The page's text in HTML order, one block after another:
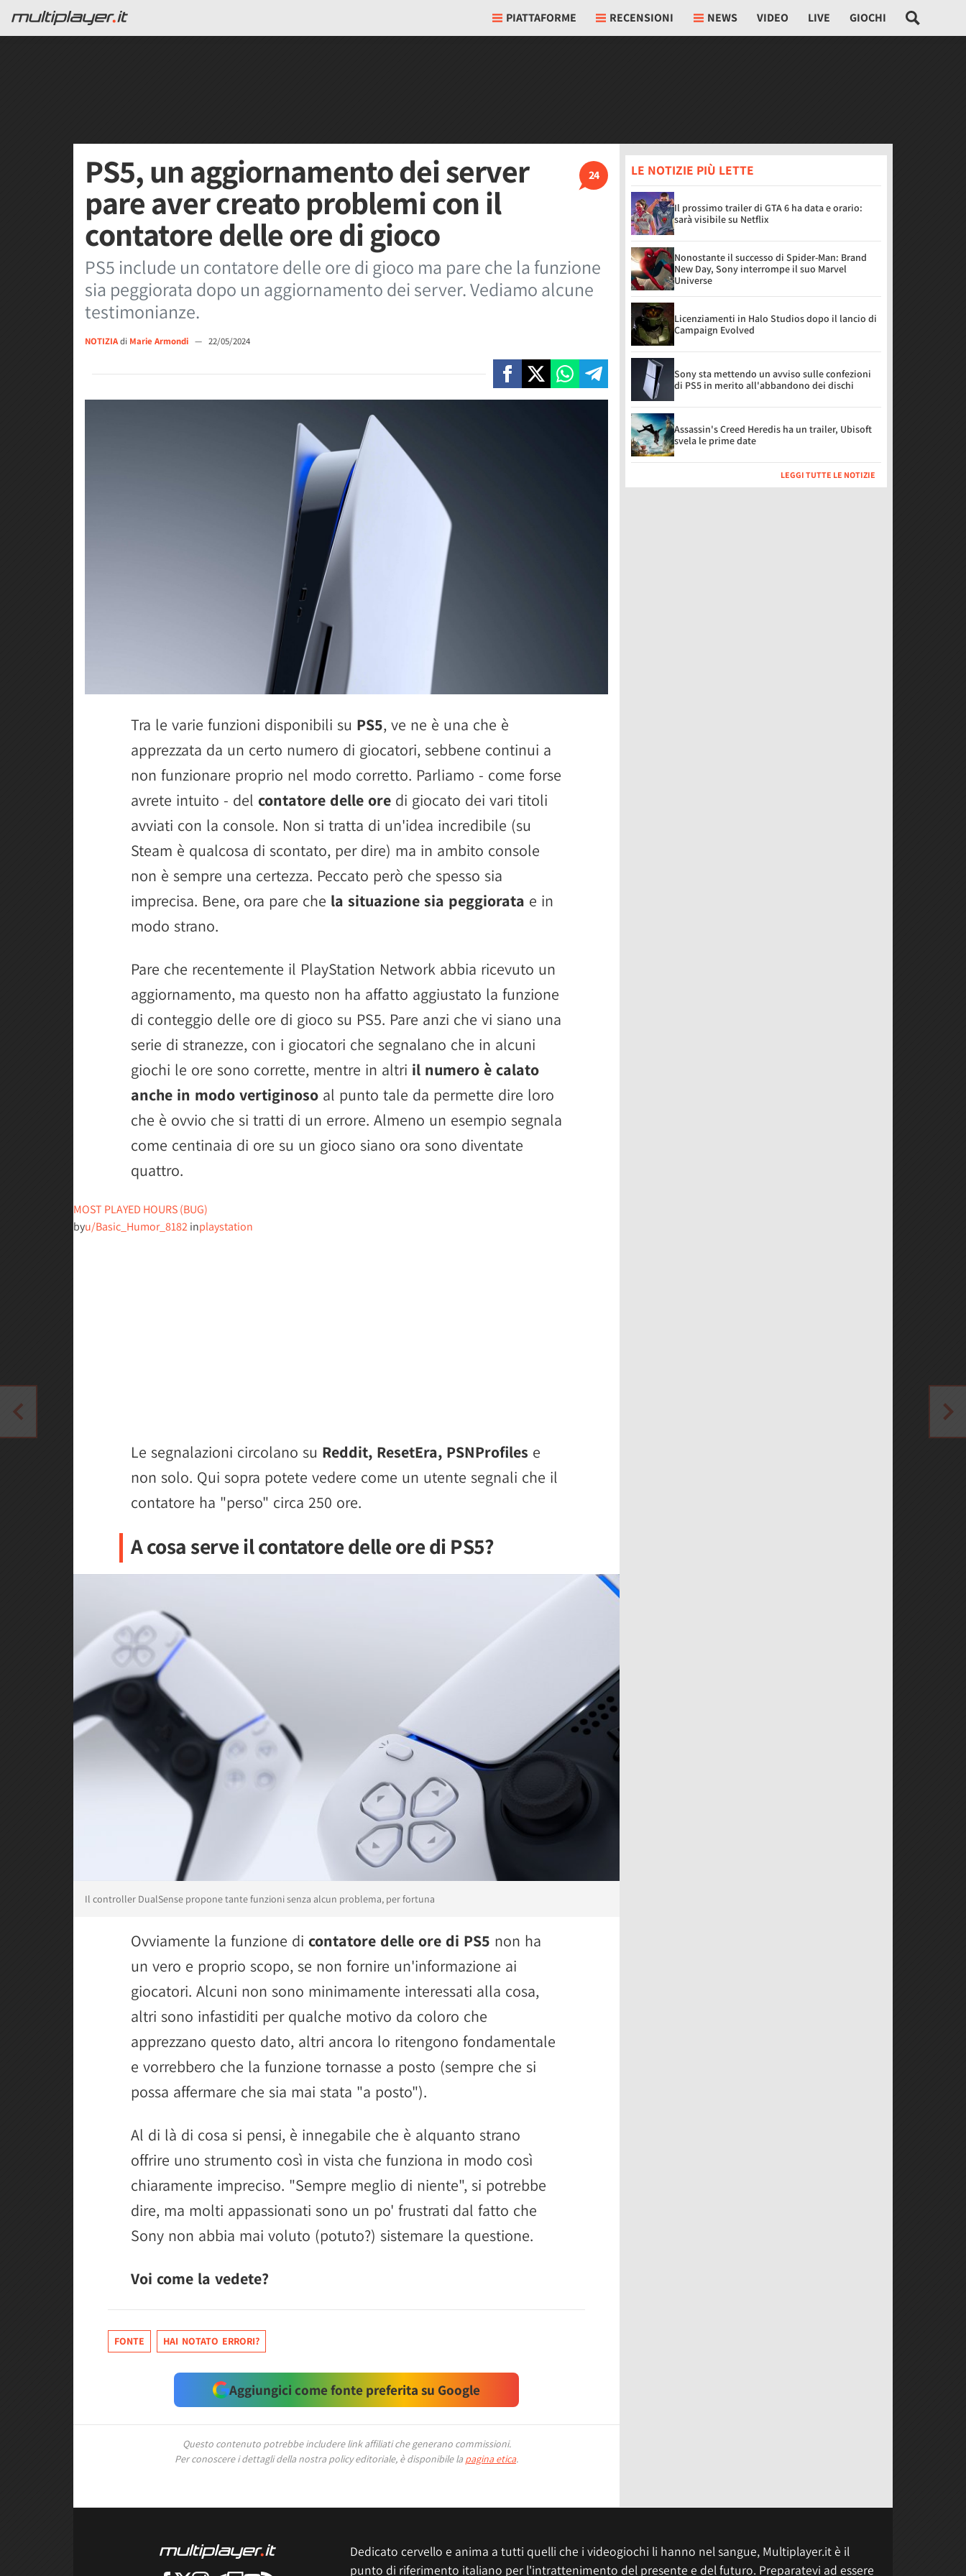
PIATTAFORME RECENSIONI NEWS VIDEO LIVE GIOCHI
24
PS5, un aggiornamento dei server
pare aver creato problemi con il
contatore delle ore di gioco
PS5 include un contatore delle ore di gioco ma pare che la funzione
sia peggiorata dopo un aggiornamento dei server. Vediamo alcune
testimonianze.
NOTIZIAdi Marie Armondi — 22/05/2024
Tra le varie funzioni disponibili su PS5, ve ne è una che è
apprezzata da un certo numero di giocatori, sebbene continui a
non funzionare proprio nel modo corretto. Parliamo - come forse
avrete intuito - del contatore delle ore di giocato dei vari titoli
avviati con la console. Non si tratta di un'idea incredibile (su
Steam è qualcosa di scontato, per dire) ma in ambito console
non è sempre una certezza. Peccato però che spesso sia
imprecisa. Bene, ora pare che la situazione sia peggiorata e in
modo strano.
Pare che recentemente il PlayStation Network abbia ricevuto un
aggiornamento, ma questo non ha affatto aggiustato la funzione
di conteggio delle ore di gioco su PS5. Pare anzi che vi siano una
serie di stranezze, con i giocatori che segnalano che in alcuni
giochi le ore sono corrette, mentre in altri il numero è calato
anche in modo vertiginoso al punto tale da permette dire loro
che è ovvio che si tratti di un errore. Almeno un esempio segnala
come centinaia di ore su un gioco siano ora sono diventate
quattro.
MOST PLAYED HOURS (BUG)
byu/Basic_Humor_8182inplaystation
Le segnalazioni circolano su Reddit, ResetEra, PSNProfiles e
non solo. Qui sopra potete vedere come un utente segnali che il
contatore ha "perso" circa 250 ore.
A cosa serve il contatore delle ore di PS5?
Il controller DualSense propone tante funzioni senza alcun problema, per fortuna
Ovviamente la funzione di contatore delle ore di PS5 non ha
un vero e proprio scopo, se non fornire un'informazione ai
giocatori. Alcuni non sono minimamente interessati alla cosa,
altri sono infastiditi per qualche motivo da coloro che
apprezzano questo dato, altri ancora lo ritengono fondamentale
e vorrebbero che la funzione tornasse a posto (sempre che si
possa affermare che sia mai stata "a posto").
Al di là di cosa si pensi, è innegabile che è alquanto strano
offrire uno strumento così in vista che funziona in modo così
chiaramente impreciso. "Sempre meglio di niente", si potrebbe
dire, ma molti appassionati sono un po' frustrati dal fatto che
Sony non abbia mai voluto (potuto?) sistemare la questione.
Voi come la vedete?
FONTE HAI NOTATO ERRORI?
Aggiungici come fonte preferita su Google
Questo contenuto potrebbe includere link affiliati che generano commissioni.
Per conoscere i dettagli della nostra policy editoriale, è disponibile la pagina etica.
LE NOTIZIE PIÙ LETTE
Il prossimo trailer di GTA 6 ha data e orario:
sarà visibile su Netflix
Nonostante il successo di Spider-Man: Brand
New Day, Sony interrompe il suo Marvel
Universe
Licenziamenti in Halo Studios dopo il lancio di
Campaign Evolved
Sony sta mettendo un avviso sulle confezioni
di PS5 in merito all'abbandono dei dischi
Assassin's Creed Heredis ha un trailer, Ubisoft
svela le prime date
LEGGI TUTTE LE NOTIZIE
Dedicato cervello e anima a tutti quelli che i videogiochi li hanno nel sangue, Multiplayer.it è il
punto di riferimento italiano per l'intrattenimento del presente e del futuro. Preparatevi ad essere